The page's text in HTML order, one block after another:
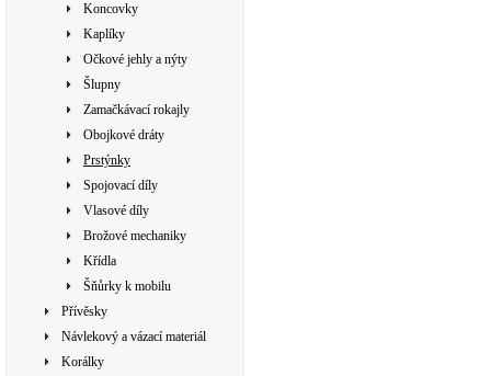
Koncovky
Kaplíky
Očkové jehly a nýty
Šlupny
Zamačkávací rokajly
Obojkové dráty
Prstýnky
Spojovací díly
Vlasové díly
Brožové mechaniky
Křídla
Šňůrky k mobilu
Přívěsky
Návlekový a vázací materiál
Korálky